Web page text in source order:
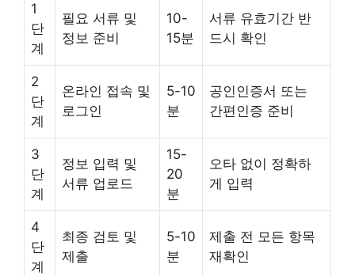
1
단
계
필요 서류 및
정보 준비
10-
15분
서류 유효기간 반
드시 확인
2
단
계
온라인 접속 및
로그인
5-10
분
공인인증서 또는
간편인증 준비
3
단
계
정보 입력 및
서류 업로드
15-
20
분
오타 없이 정확하
게 입력
4
단
계
최종 검토 및
제출
5-10
분
제출 전 모든 항목
재확인